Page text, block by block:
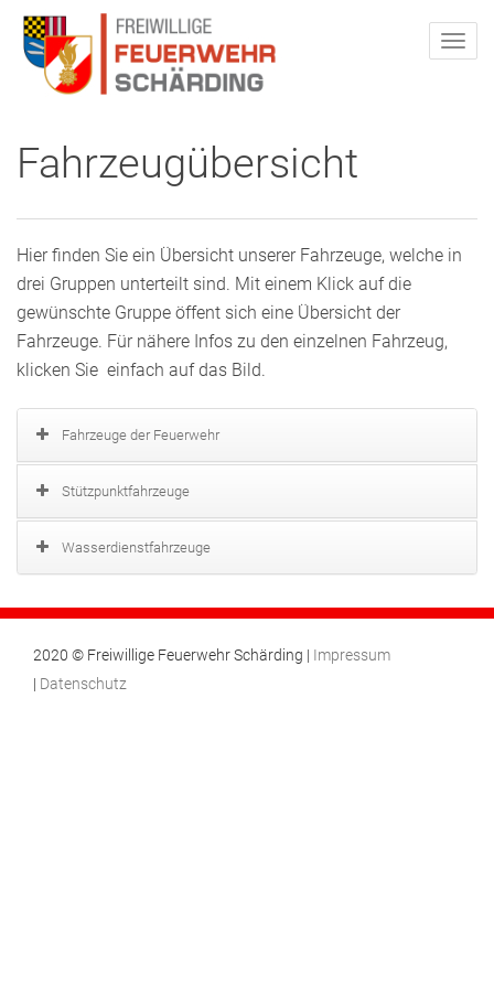
Fahrzeugübersicht
Hier finden Sie ein Übersicht unserer Fahrzeuge, welche in
drei Gruppen unterteilt sind. Mit einem Klick auf die
gewünschte Gruppe öffent sich eine Übersicht der
Fahrzeuge. Für nähere Infos zu den einzelnen Fahrzeug,
klicken Sie einfach auf das Bild.
Fahrzeuge der Feuerwehr
Stützpunktfahrzeuge
Wasserdienstfahrzeuge
2020 © Freiwillige Feuerwehr Schärding | Impressum
| Datenschutz